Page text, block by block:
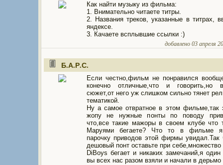
Как найти музыку из фильма:
1. Внимательно читаете титры.
2. Названия треков, указанные в титрах,
яндексе.
3. Качаете всплывшие ссылки :)
добавлено 03 апреля
Б.А.Р.С.
Если честно,фильм не понравился
конечно отличные,что и говорить,но
сюжет,от него уж слишком сильно тянет
тематикой.
Ну а самое отвратное в этом фильме,так
жопу не нужные понты по поводу
что,все такие мажоры в своем клубе что
Маруями бегаете? Что то в фильме я
парочку приводов этой фирмы увидал.Так
дешовый понт оставьте при
DiBoys бегает и никаких замечаний,я один
вы всех нас разом взяли и начали в дерьмо